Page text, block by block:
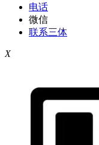
电话
微信
联系三体
X